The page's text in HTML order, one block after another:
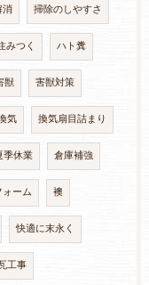
消 掃除のしやすさ
みつく ハト糞
獣 害獣対策
気 換気扇目詰まり
季休業 倉庫補強
ーム 襖
快適に末永く
工事